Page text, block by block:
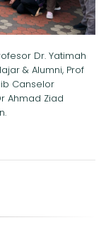
Dr. Yatimah
& Alumni, Prof
Canselor
Ahmad Ziad